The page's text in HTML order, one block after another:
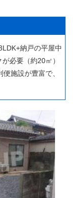
納戸の平屋中
必要（約20㎡）
施設が豊富で、